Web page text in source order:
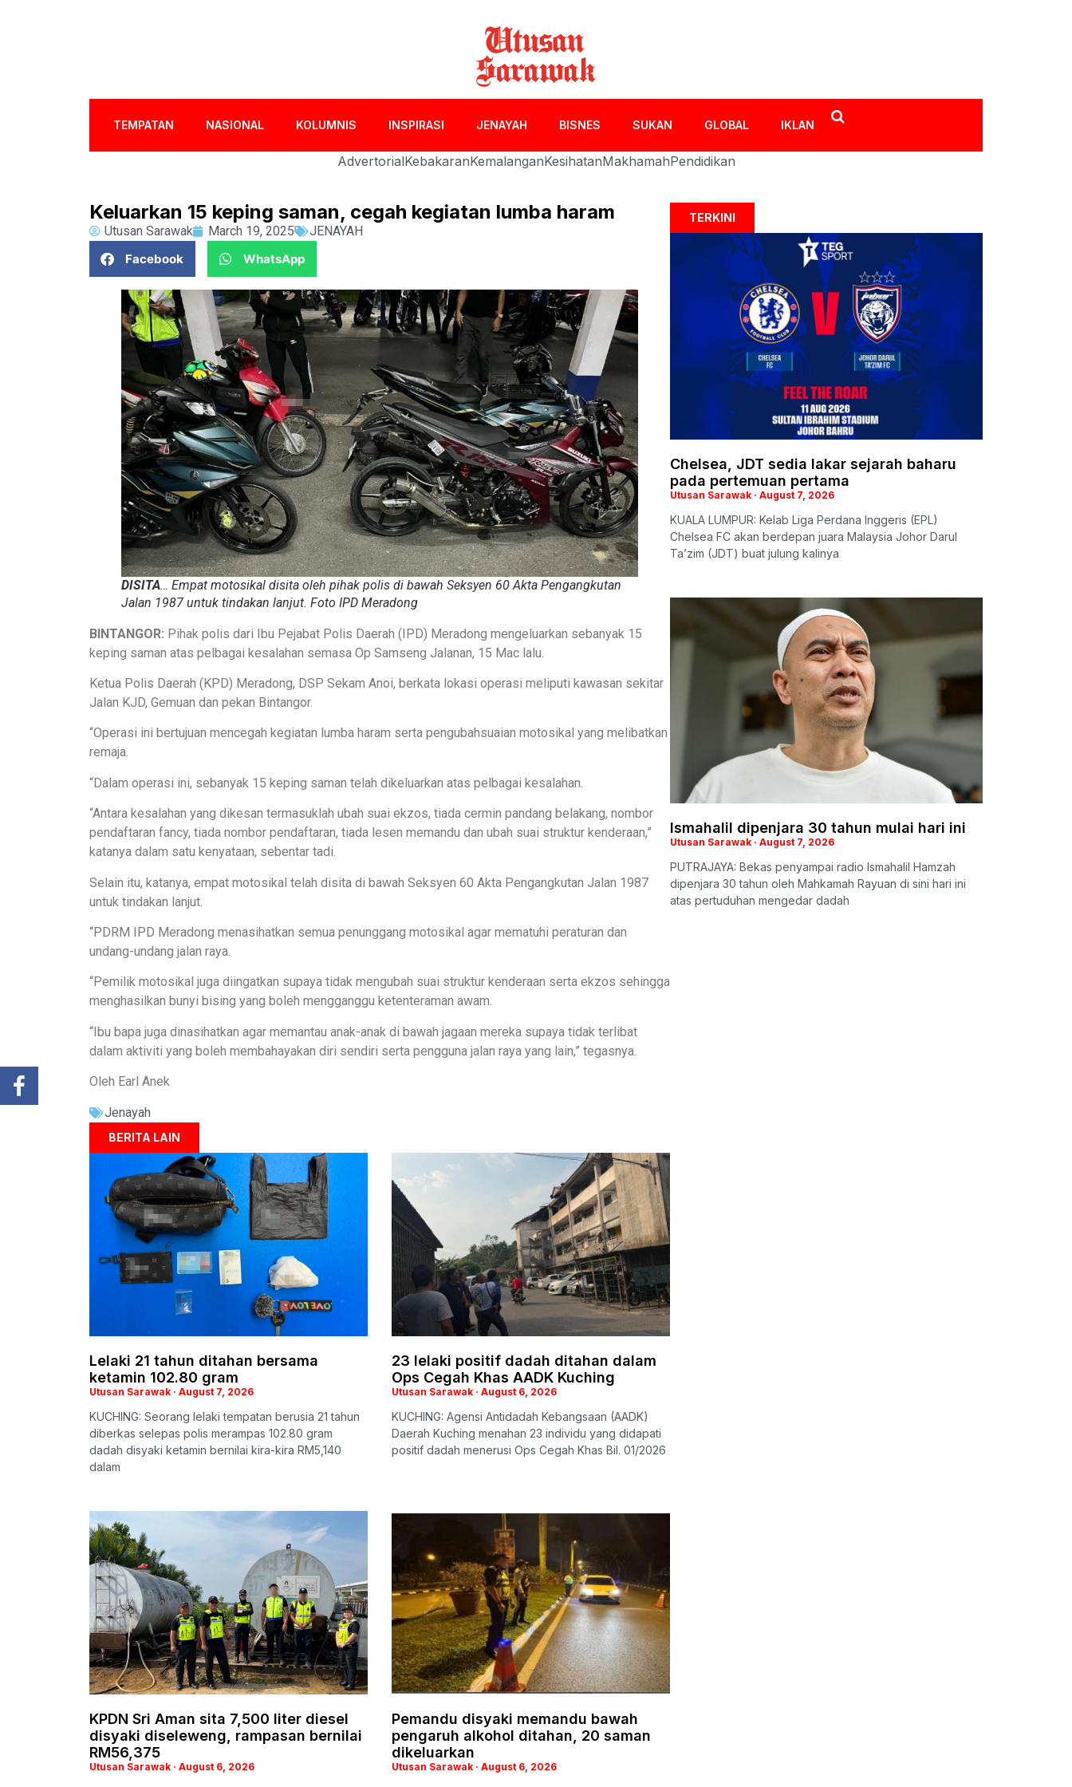
TEMPATAN NASIONAL KOLUMNIS INSPIRASI JENAYAH BISNES SUKAN GLOBAL IKLAN
AdvertorialKebakaranKemalanganKesihatanMakhamahPendidikan
Keluarkan 15 keping saman, cegah kegiatan lumba haram
Utusan Sarawak March 19, 2025
JENAYAH
Facebook
WhatsApp
DISITA… Empat motosikal disita oleh pihak polis di bawah Seksyen 60 Akta Pengangkutan
Jalan 1987 untuk tindakan lanjut. Foto IPD Meradong
BINTANGOR: Pihak polis dari Ibu Pejabat Polis Daerah (IPD) Meradong mengeluarkan sebanyak 15
keping saman atas pelbagai kesalahan semasa Op Samseng Jalanan, 15 Mac lalu.
Ketua Polis Daerah (KPD) Meradong, DSP Sekam Anoi, berkata lokasi operasi meliputi kawasan sekitar
Jalan KJD, Gemuan dan pekan Bintangor.
“Operasi ini bertujuan mencegah kegiatan lumba haram serta pengubahsuaian motosikal yang melibatkan
remaja.
“Dalam operasi ini, sebanyak 15 keping saman telah dikeluarkan atas pelbagai kesalahan.
“Antara kesalahan yang dikesan termasuklah ubah suai ekzos, tiada cermin pandang belakang, nombor
pendaftaran fancy, tiada nombor pendaftaran, tiada lesen memandu dan ubah suai struktur kenderaan,”
katanya dalam satu kenyataan, sebentar tadi.
Selain itu, katanya, empat motosikal telah disita di bawah Seksyen 60 Akta Pengangkutan Jalan 1987
untuk tindakan lanjut.
“PDRM IPD Meradong menasihatkan semua penunggang motosikal agar mematuhi peraturan dan
undang-undang jalan raya.
“Pemilik motosikal juga diingatkan supaya tidak mengubah suai struktur kenderaan serta ekzos sehingga
menghasilkan bunyi bising yang boleh mengganggu ketenteraman awam.
“Ibu bapa juga dinasihatkan agar memantau anak-anak di bawah jagaan mereka supaya tidak terlibat
dalam aktiviti yang boleh membahayakan diri sendiri serta pengguna jalan raya yang lain,” tegasnya.
Oleh Earl Anek
Jenayah
BERITA LAIN
Lelaki 21 tahun ditahan bersama
ketamin 102.80 gram
Utusan Sarawak August 7, 2026
KUCHING: Seorang lelaki tempatan berusia 21 tahun
diberkas selepas polis merampas 102.80 gram
dadah disyaki ketamin bernilai kira-kira RM5,140
dalam
23 lelaki positif dadah ditahan dalam
Ops Cegah Khas AADK Kuching
Utusan Sarawak August 6, 2026
KUCHING: Agensi Antidadah Kebangsaan (AADK)
Daerah Kuching menahan 23 individu yang didapati
positif dadah menerusi Ops Cegah Khas Bil. 01/2026
KPDN Sri Aman sita 7,500 liter diesel
disyaki diseleweng, rampasan bernilai
RM56,375
Utusan Sarawak August 6, 2026
Pemandu disyaki memandu bawah
pengaruh alkohol ditahan, 20 saman
dikeluarkan
Utusan Sarawak August 6, 2026
TERKINI
Chelsea, JDT sedia lakar sejarah baharu
pada pertemuan pertama
Utusan Sarawak August 7, 2026
KUALA LUMPUR: Kelab Liga Perdana Inggeris (EPL)
Chelsea FC akan berdepan juara Malaysia Johor Darul
Ta’zim (JDT) buat julung kalinya
Ismahalil dipenjara 30 tahun mulai hari ini
Utusan Sarawak August 7, 2026
PUTRAJAYA: Bekas penyampai radio Ismahalil Hamzah
dipenjara 30 tahun oleh Mahkamah Rayuan di sini hari ini
atas pertuduhan mengedar dadah